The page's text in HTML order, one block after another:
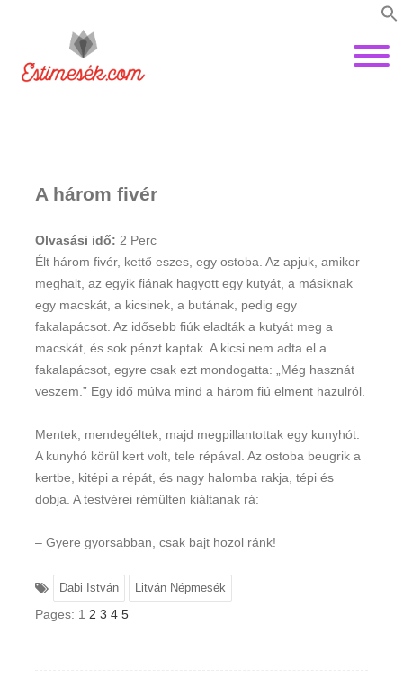
A három fivér
Olvasási idő: 2 Perc
Élt három fivér, kettő eszes, egy ostoba. Az apjuk, amikor
meghalt, az egyik fiának hagyott egy kutyát, a másiknak
egy macskát, a kicsinek, a butának, pedig egy
fakalapácsot. Az idő­sebb fiúk eladták a kutyát meg a
macskát, és sok pénzt kaptak. A kicsi nem adta el a
fakalapácsot, egyre csak ezt mondogatta: „Még hasznát
veszem.” Egy idő múlva mind a három fiú elment hazulról.
Mentek, mendegéltek, majd megpillantottak egy kunyhót.
A kunyhó körül kert volt, tele répával. Az ostoba beugrik a
kertbe, kitépi a répát, és nagy halomba rakja, tépi és
dobja. A testvérei rémülten kiáltanak rá:
– Gyere gyorsabban, csak bajt hozol ránk!
Dabi István Litván Népmesék
Pages: 1 2 3 4 5